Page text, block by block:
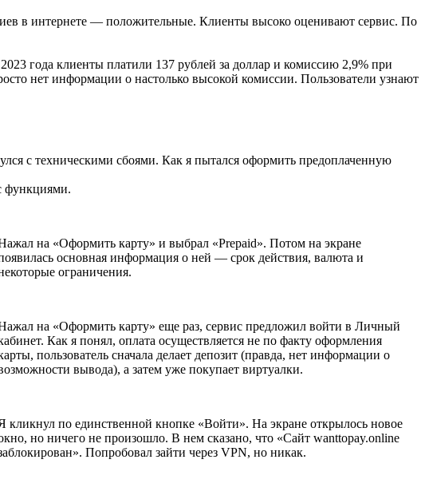
в интернете — положительные. Клиенты высоко оценивают сервис. По
года клиенты платили 137 рублей за доллар и комиссию 2,9% при
нет информации о настолько высокой комиссии. Пользователи узнают
с техническими сбоями. Как я пытался оформить предоплаченную
функциями.
на «Оформить карту» и выбрал «Prepaid». Потом на экране
основная информация о ней — срок действия, валюта и
ограничения.
на «Оформить карту» еще раз, сервис предложил войти в Личный
Как я понял, оплата осуществляется не по факту оформления
пользователь сначала делает депозит (правда, нет информации о
вывода), а затем уже покупает виртуалки.
кликнул по единственной кнопке «Войти». На экране открылось новое
но ничего не произошло. В нем сказано, что «Сайт wanttopay.online
Попробовал зайти через VPN, но никак.